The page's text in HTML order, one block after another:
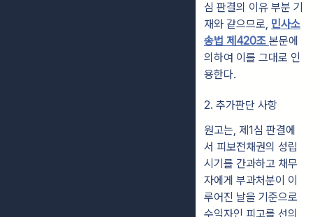
심 판결의 이유 부분 기
재와 같으므로, 민사소
송법 제420조 본문에
의하여 이를 그대로 인
용한다.
2. 추가판단 사항
원고는, 제1심 판결에
서 피보전채권의 성립
시기를 간과하고 채무
자에게 부과처분이 이
루어진 날을 기준으로
수익자인 피고를 선의